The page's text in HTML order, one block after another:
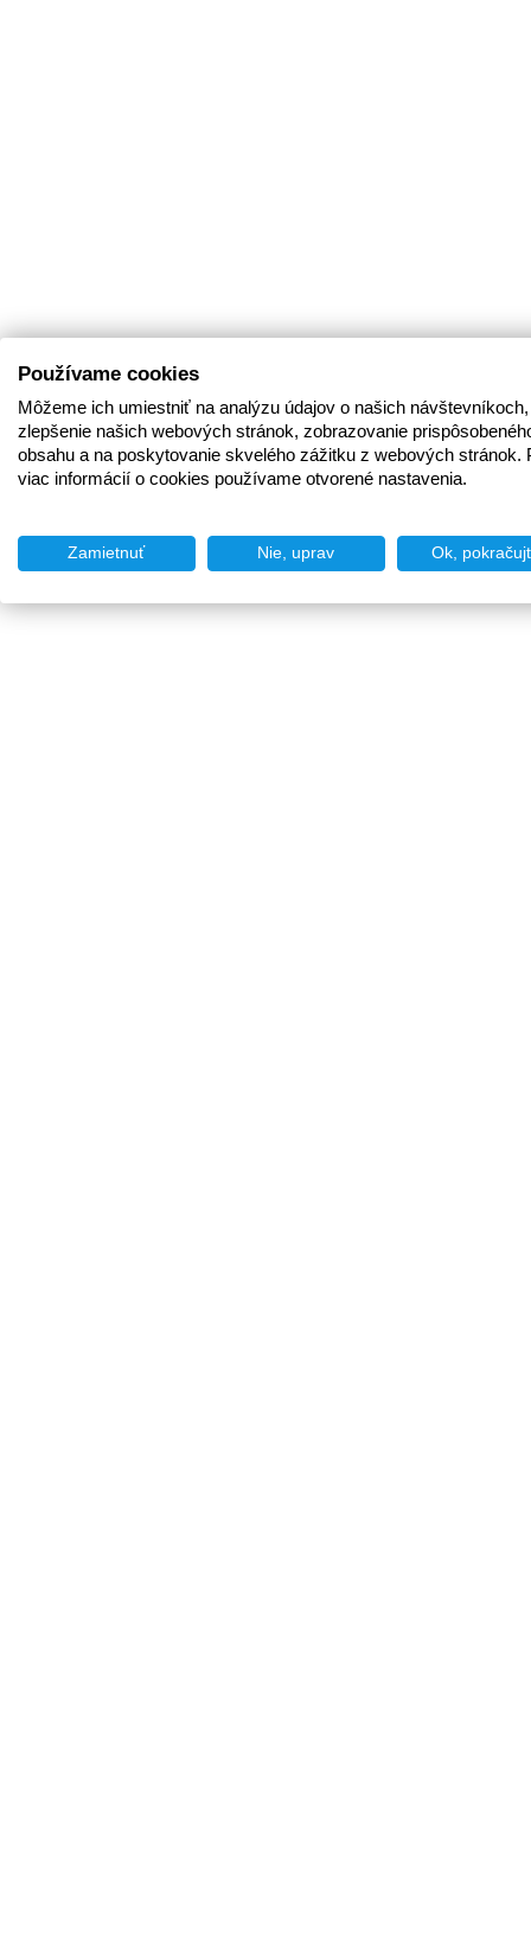
Používame cookies
Môžeme ich umiestniť na analýzu údajov o našich
zlepšenie našich webových stránok, zobrazovanie
obsahu a na poskytovanie skvelého zážitku z webových stránok.
viac informácií o cookies používame otvorené nastavenia.
Zamietnuť Nie, uprav Ok,